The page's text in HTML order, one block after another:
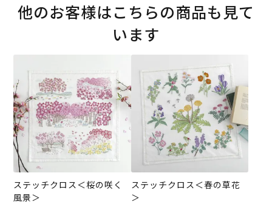
他のお客様はこちらの商品も見て
います
ステッチクロス＜桜の咲く
風景＞
ステッチクロス＜春の草花
＞